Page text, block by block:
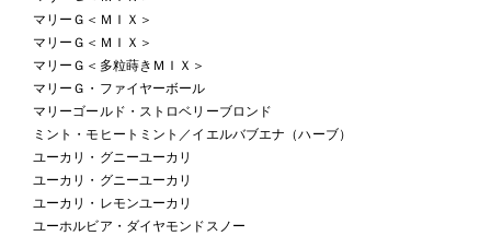
マリーＧ＜ＭＩＸ＞
マリーＧ＜ＭＩＸ＞
マリーＧ＜多粒蒔きＭＩＸ＞
マリーＧ・ファイヤーボール
マリーゴールド・ストロベリーブロンド
ミント・モヒートミント／イエルバブエナ（ハーブ）
ユーカリ・グニーユーカリ
ユーカリ・グニーユーカリ
ユーカリ・レモンユーカリ
ユーホルビア・ダイヤモンドスノー